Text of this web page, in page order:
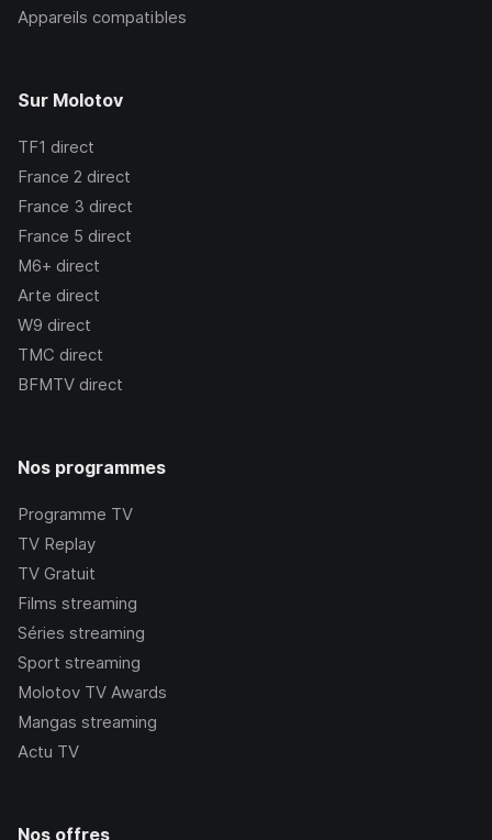
Appareils compatibles
Sur Molotov
TF1 direct
France 2 direct
France 3 direct
France 5 direct
M6+ direct
Arte direct
W9 direct
TMC direct
BFMTV direct
Nos programmes
Programme TV
TV Replay
TV Gratuit
Films streaming
Séries streaming
Sport streaming
Molotov TV Awards
Mangas streaming
Actu TV
Nos offres